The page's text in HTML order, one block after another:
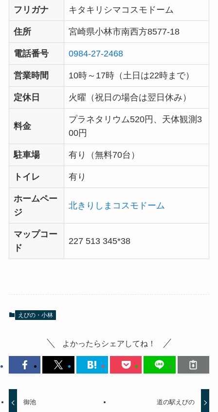
フリガナ キタキリシマコスモドーム
住所 宮崎県小林市南西方8577-18
電話番号 0984-27-2468
営業時間 10時～17時（土日は22時まで）
定休日 火曜（祝日の場合は翌日休み）
料金
プラネタリウム520円、天体観測3
00円
駐車場 有り（無料70台）
トイレ 有り
ホームペー
ジ
北きりしまコスモドーム
マップコー
ド
227 513 345*38
えびの・小林
よかったらシェアしてね！
御池 道の駅えびの